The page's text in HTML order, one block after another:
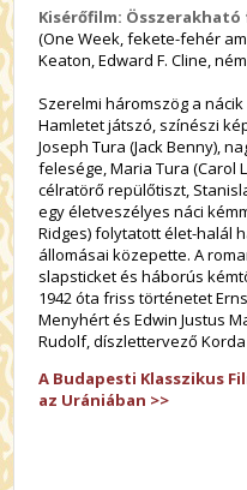
Kisérőfilm: Összerakható
(One Week, fekete-fehér
Keaton, Edward F. Cline,
Szerelmi háromszög a
Hamletet játszó, színészi
Joseph Tura (Jack Benny),
felesége, Maria Tura (Carol
célratörő repülőtiszt,
egy életveszélyes náci
Ridges) folytatott élet-halál
állomásai közepette. A
slapsticket és háborús
1942 óta friss történetet
Menyhért és Edwin Justus
Rudolf, díszlettervező Korda
A Budapesti Klasszikus
az Urániában >>